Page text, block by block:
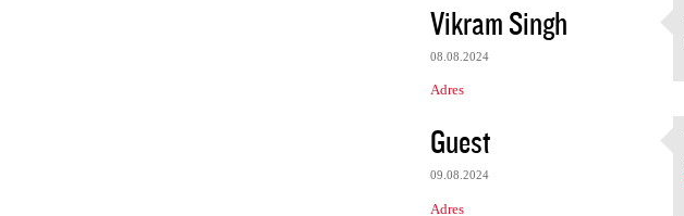
Vikram Singh
08.08.2024
Adres
Guest
09.08.2024
Adres